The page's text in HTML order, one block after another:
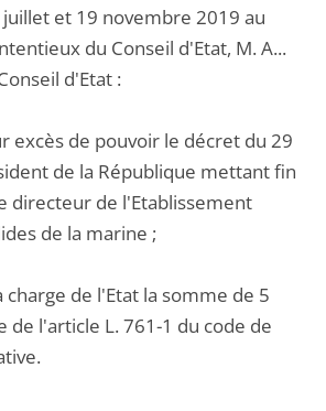
et 19 novembre 2019 au
du Conseil d'Etat, M. A...
d'Etat :
excès de pouvoir le décret du 29
de la République mettant fin
directeur de l'Etablissement
de la marine ;
charge de l'Etat la somme de 5
de l'article L. 761-1 du code de